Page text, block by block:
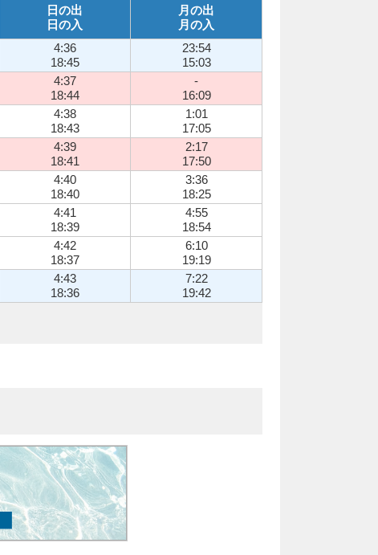
日の出
日の入
月の出
月の入
4:36
18:45
23:54
15:03
4:37
18:44
-
16:09
4:38
18:43
1:01
17:05
4:39
18:41
2:17
17:50
4:40
18:40
3:36
18:25
4:41
18:39
4:55
18:54
4:42
18:37
6:10
19:19
4:43
18:36
7:22
19:42